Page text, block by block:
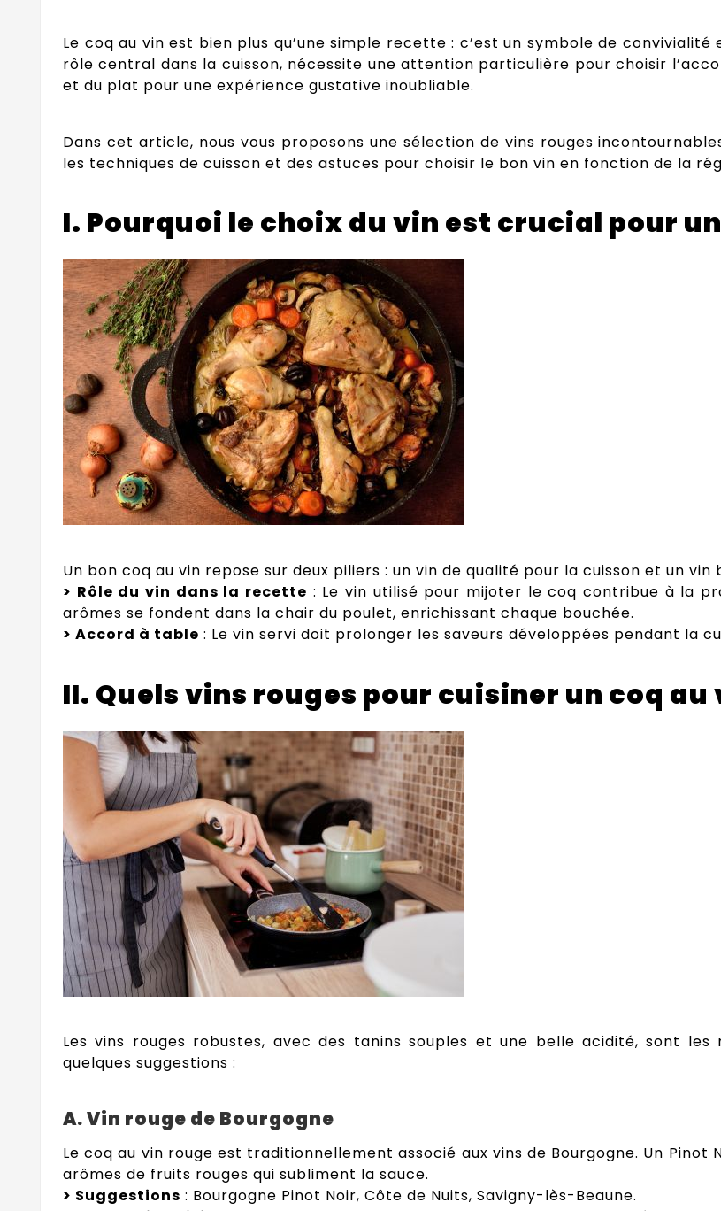
Le coq au vin est bien plus qu’une simple recette : c’est un symbole de
rôle central dans la cuisson, nécessite une attention particulière pour choisir
et du plat pour une expérience gustative inoubliable.
Dans cet article, nous vous proposons une sélection de vins rouges
les techniques de cuisson et des astuces pour choisir le bon vin en fonction de la
I. Pourquoi le choix du vin est crucial pour
Un bon coq au vin repose sur deux piliers : un vin de qualité pour la cuisson et un
> Rôle du vin dans la recette : Le vin utilisé pour mijoter le coq contribue à la
arômes se fondent dans la chair du poulet, enrichissant chaque bouchée.
> Accord à table : Le vin servi doit prolonger les saveurs développées pendant la
II. Quels vins rouges pour cuisiner un coq au
Les vins rouges robustes, avec des tanins souples et une belle acidité, sont
quelques suggestions :
A. Vin rouge de Bourgogne
Le coq au vin rouge est traditionnellement associé aux vins de Bourgogne. Un
arômes de fruits rouges qui subliment la sauce.
> Suggestions : Bourgogne Pinot Noir, Côte de Nuits, Savigny-lès-Beaune.